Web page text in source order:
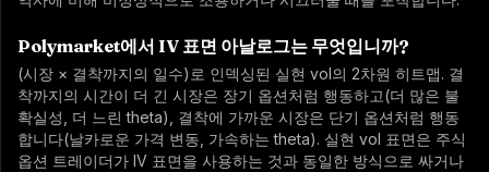
Polymarket에서 IV 표면 아날로그는 무엇입니까?
(시장 × 결착까지의 일수)로 인덱싱된 실현 vol의 2차원 히트맵. 결
착까지의 시간이 더 긴 시장은 장기 옵션처럼 행동하고(더 많은 불
확실성, 더 느린 theta), 결착에 가까운 시장은 단기 옵션처럼 행동
합니다(날카로운 가격 변동, 가속하는 theta). 실현 vol 표면은 주식
옵션 트레이더가 IV 표면을 사용하는 것과 동일한 방식으로 싸거나